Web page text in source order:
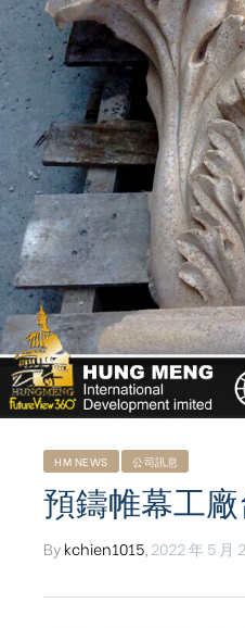
HM NEWS 公司訊息
預鑄帷幕工廠
Bykchien1015,2022 年 5 月